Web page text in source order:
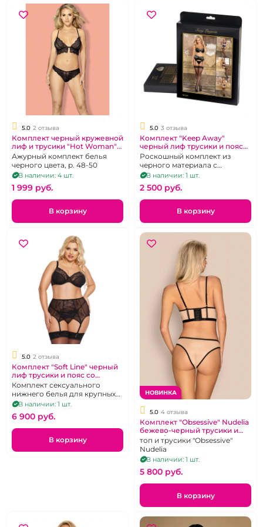
5.0 2 отзыва
Комплект черный кружевной
лиф и трусики "Hot Woman"
LXL
Ажурный комплект белья
черного цвета, р. 48-50
В наличии: 4 шт.
1 999 pуб.
В корзину
5.0 3 отзыва
Комплект "Keep Away"
черный лиф трусики и пояс
52-54
Роскошный комплект из
черного материала с
кружевной отделкой.Размер
В наличии: 1 шт.
2 500 pуб.
В корзину
5.0 2 отзыва
Комплект "Soft Line" черный
лиф трусики и пояс со
шнуровкой 3xl
Комплект сексуального
нижнего белья для крупных
дам, лиф , трусики- стринги,
пояс с пажами, размер 3XL
В наличии: 1 шт.
6 900 pуб.
В корзину
НОВИНКА
5.0 4 отзыва
Комплект "Obsessive" Nudelia
бежево-черный трусики и
лиф, S/M
топ и трусики "Obsessive"
Nudelia
В наличии: 1 шт.
5 800 pуб.
В корзину